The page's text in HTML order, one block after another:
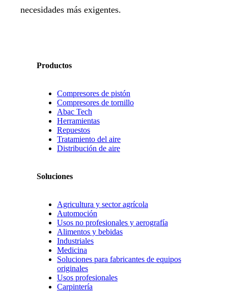
necesidades más exigentes.
Productos
Compresores de pistón
Compresores de tornillo
Abac Tech
Herramientas
Repuestos
Tratamiento del aire
Distribución de aire
Soluciones
Agricultura y sector agrícola
Automoción
Usos no profesionales y aerografía
Alimentos y bebidas
Industriales
Medicina
Soluciones para fabricantes de equipos
originales
Usos profesionales
Carpintería